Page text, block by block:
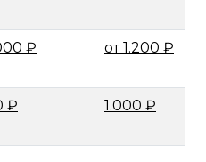
₽ от 1.200 ₽
₽ 1.000 ₽